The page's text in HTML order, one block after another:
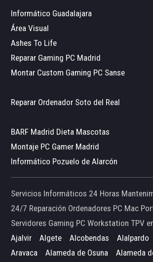
Informático Guadalajara
Área Visual
Ashes To Life
Reparar Gaming PC Madrid
Montar Custom Gaming PC Sanse
Reparar Ordenador Soto del Real
BARF Madrid Dieta Mascotas
Montaje PC Gamer Madrid
Informático Pozuelo de Alarcón
Servicios Informáticos 24 Horas
24/7 Reparación Ordenadores PC Mac
Servidores Gaming PC Workstation TPV
Ajalvir
Algete Alcobendas Alalpardo
Aravaca
Alameda de Osuna Alameda